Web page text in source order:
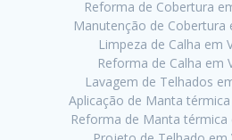
Reforma de Cobertura
Manutenção de Cobertura
Limpeza de Calha em
Reforma de Calha em
Lavagem de Telhados
Aplicação de Manta
Reforma de Manta térmica